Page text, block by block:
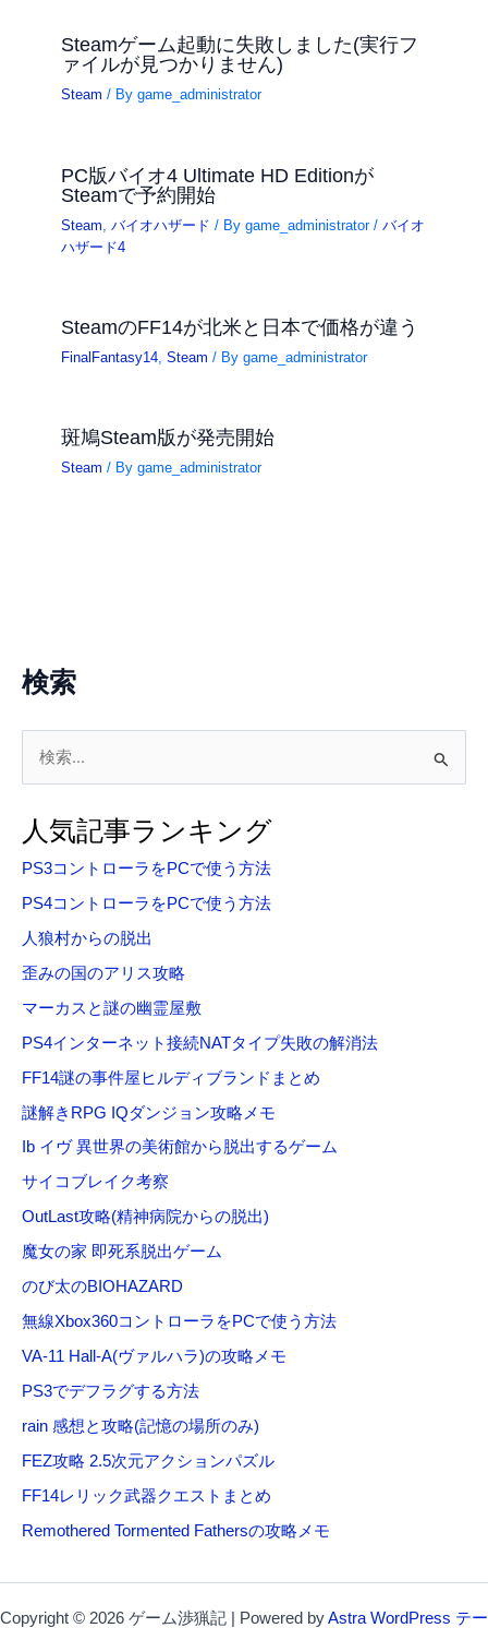
検索
象
:
人気記事ランキング
PS3コントローラをPCで使う方法
PS4コントローラをPCで使う方法
人狼村からの脱出
歪みの国のアリス攻略
マーカスと謎の幽霊屋敷
PS4インターネット接続NATタイプ失敗の解消法
FF14謎の事件屋ヒルディブランドまとめ
謎解きRPG IQダンジョン攻略メモ
Ib イヴ 異世界の美術館から脱出するゲーム
サイコブレイク考察
OutLast攻略(精神病院からの脱出)
魔女の家 即死系脱出ゲーム
のび太のBIOHAZARD
無線Xbox360コントローラをPCで使う方法
VA-11 Hall-A(ヴァルハラ)の攻略メモ
PS3でデフラグする方法
rain 感想と攻略(記憶の場所のみ)
FEZ攻略 2.5次元アクションパズル
FF14レリック武器クエストまとめ
Remothered Tormented Fathersの攻略メモ
Steamゲーム起動に失敗しました(実行フ
ァイルが見つかりません)
Steam / Bygame_administrator
PC版バイオ4 Ultimate HD Editionが
Steamで予約開始
Steam ,バイオハザード / Bygame_administrator/バイオ
ハザード4
SteamのFF14が北米と日本で価格が違う
FinalFantasy14 ,Steam / Bygame_administrator
斑鳩Steam版が発売開始
Steam / Bygame_administrator
Copyright © 2026 ゲーム渉猟記 | Powered byAstra WordPress テー